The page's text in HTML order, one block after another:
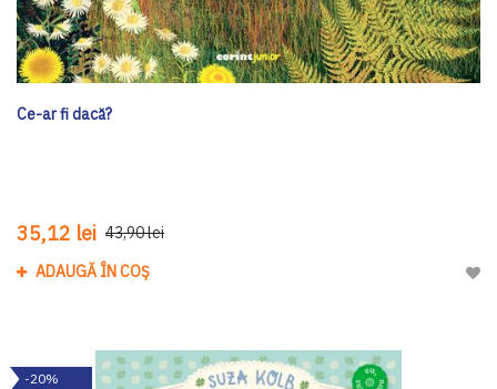
Ce-ar fi dacă?
35,12 lei 43,90 lei
ADAUGĂ ÎN COȘ
-20%